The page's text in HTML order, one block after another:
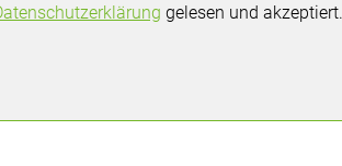
gelesen und akzeptiert.